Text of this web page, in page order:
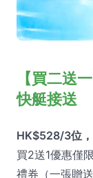
【買二送
快艇接送
HK$528/3位
買2送1優惠僅
禮券（一張贈